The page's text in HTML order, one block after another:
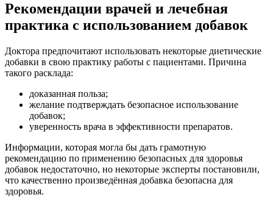
Рекомендации врачей и лечебная
практика с использованием добавок
Доктора предпочитают использовать некоторые диетические
добавки в свою практику работы с пациентами. Причина
такого расклада:
доказанная польза;
желание подтверждать безопасное использование
добавок;
уверенность врача в эффективности препаратов.
Информации, которая могла бы дать грамотную
рекомендацию по применению безопасных для здоровья
добавок недостаточно, но некоторые эксперты постановили,
что качественно произведённая добавка безопасна для
здоровья.